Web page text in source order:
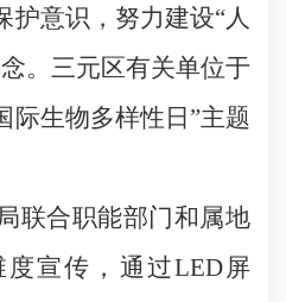
护意识，努力建设“人
。三元区有关单位于
际生物多样性日”主题
联合职能部门和属地
宣传，通过LED屏